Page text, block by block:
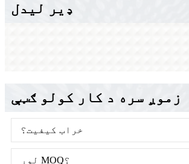
ډیر لیدل
زموږ سره د کار کولو ګټې
خراب کیفیت؟
لوړ MOQ؟